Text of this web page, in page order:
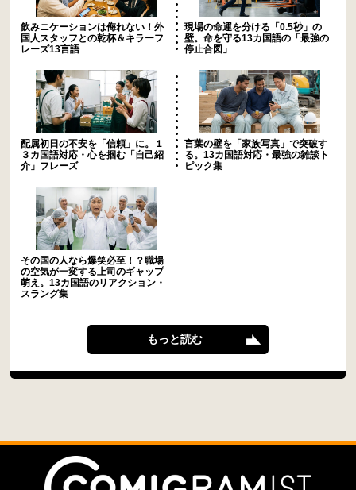
飲みニケーションは侮れない！外
国人スタッフとの乾杯＆キラーフ
レーズ13言語
現場の命運を分ける「0.5秒」の
壁。命を守る13カ国語の「最強の
停止合図」
配属初日の不安を「信頼」に。１
３カ国語対応・心を掴む「自己紹
介」フレーズ
言葉の壁を「家族写真」で突破す
る。13カ国語対応・最強の雑談ト
ピック集
その国の人なら爆笑必至！？職場
の空気が一変する上司のギャップ
萌え。13カ国語のリアクション・
スラング集
もっと読む